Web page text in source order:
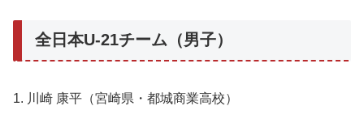
全日本U-21チーム（男子）
1. 川崎 康平（宮崎県・都城商業高校）